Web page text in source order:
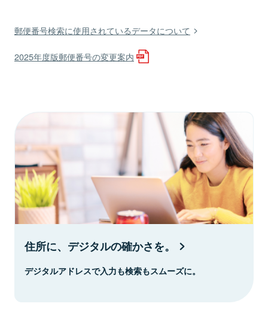
郵便番号検索に使用されているデータについて
2025年度版郵便番号の変更案内
住所に、デジタルの確かさを。
デジタルアドレスで入力も検索もスムーズに。